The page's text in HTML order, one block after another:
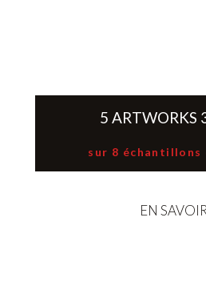
5 ARTWORKS
sur 8 échantillons
EN